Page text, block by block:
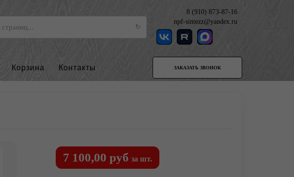
8 (910) 873-87-16
npf-sintezz@yandex.ru
Корзина Контакты ЗАКАЗАТЬ ЗВОНОК
7 100,00 руб за шт.